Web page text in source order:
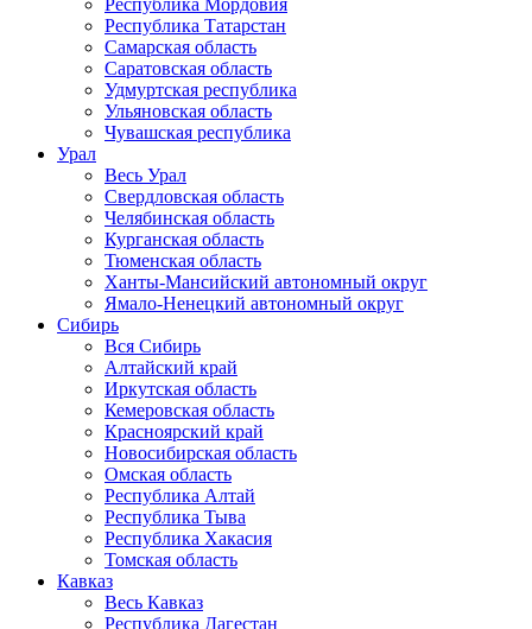
Республика Мордовия
Республика Татарстан
Самарская область
Саратовская область
Удмуртская республика
Ульяновская область
Чувашская республика
Урал
Весь Урал
Свердловская область
Челябинская область
Курганская область
Тюменская область
Ханты-Мансийский автономный округ
Ямало-Ненецкий автономный округ
Сибирь
Вся Сибирь
Алтайский край
Иркутская область
Кемеровская область
Красноярский край
Новосибирская область
Омская область
Республика Алтай
Республика Тыва
Республика Хакасия
Томская область
Кавказ
Весь Кавказ
Республика Дагестан